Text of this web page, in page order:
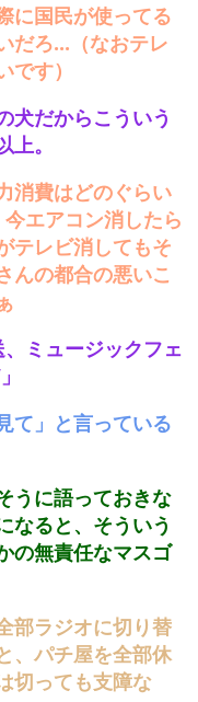
に国民が使ってる
だろ...（なおテレ
す）
犬だからこういう
。
消費はどのぐらい
エアコン消したら
テレビ消してもそ
んの都合の悪いこ
、ミュージックフェ
て」と言っている
うに語っておきな
なると、そういう
の無責任なマスゴ
部ラジオに切り替
、パチ屋を全部休
切っても支障な